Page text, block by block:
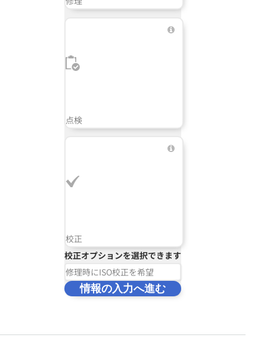
点検
校正
校正オプションを選択できます
修理時にISO校正を希望
情報の入力へ進む